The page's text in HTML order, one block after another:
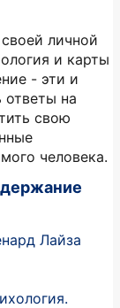
личной
и карты
- эти и
ответы на
свою
человека.
Лайза